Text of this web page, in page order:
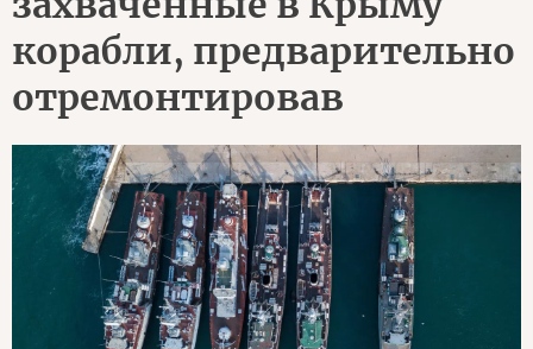
корабли, предварительно
отремонтировав